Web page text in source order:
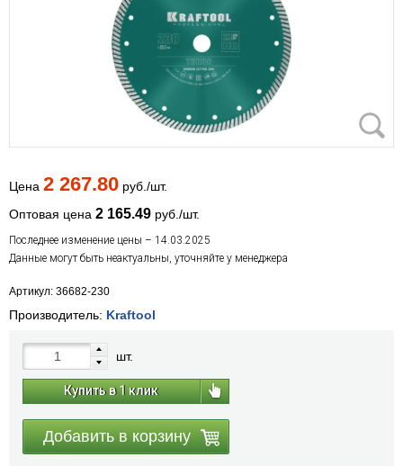
Цена 2 267.80 руб./шт.
Оптовая цена 2 165.49 руб./шт.
Последнее изменение цены – 14.03.2025
Данные могут быть неактуальны, уточняйте у менеджера
Артикул: 36682-230
Производитель: Kraftool
шт.
Купить в 1 клик
Добавить в корзину